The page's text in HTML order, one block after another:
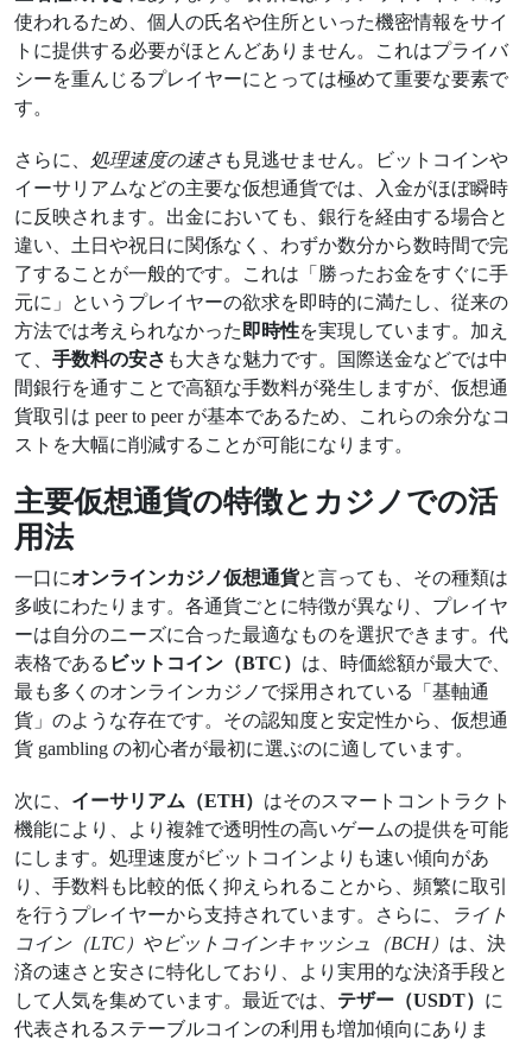
使われるため、個人の氏名や住所といった機密情報をサイ
トに提供する必要がほとんどありません。これはプライバ
シーを重んじるプレイヤーにとっては極めて重要な要素で
す。
さらに、 処理速度の速さ も見逃せません。ビットコインや
イーサリアムなどの主要な仮想通貨では、入金がほぼ瞬時
に反映されます。出金においても、銀行を経由する場合と
違い、土日や祝日に関係なく、わずか数分から数時間で完
了することが一般的です。これは「勝ったお金をすぐに手
元に」というプレイヤーの欲求を即時的に満たし、従来の
方法では考えられなかった 即時性を実現しています。加え
て、 手数料の安さ も大きな魅力です。国際送金などでは中
間銀行を通すことで高額な手数料が発生しますが、仮想通
貨取引は peer to peer が基本であるため、これらの余分なコ
ストを大幅に削減することが可能になります。
主要仮想通貨の特徴とカジノでの活
用法
一口にオンラインカジノ仮想通貨と言っても、その種類は
多岐にわたります。各通貨ごとに特徴が異なり、プレイヤ
ーは自分のニーズに合った最適なものを選択できます。代
表格である ビットコイン（BTC） は、時価総額が最大で、
最も多くのオンラインカジノで採用されている「基軸通
貨」のような存在です。その認知度と安定性から、仮想通
貨 gambling の初心者が最初に選ぶのに適しています。
次に、 イーサリアム（ETH） はそのスマートコントラクト
機能により、より複雑で透明性の高いゲームの提供を可能
にします。処理速度がビットコインよりも速い傾向があ
り、手数料も比較的低く抑えられることから、頻繁に取引
を行うプレイヤーから支持されています。さらに、
ライト
コイン（LTC） やビットコインキャッシュ（BCH） は、決
済の速さと安さに特化しており、より実用的な決済手段と
して人気を集めています。最近では、 テザー（USDT） に
代表されるステーブルコインの利用も増加傾向にありま